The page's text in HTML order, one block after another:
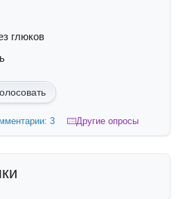
глюков
3 Другие опросы